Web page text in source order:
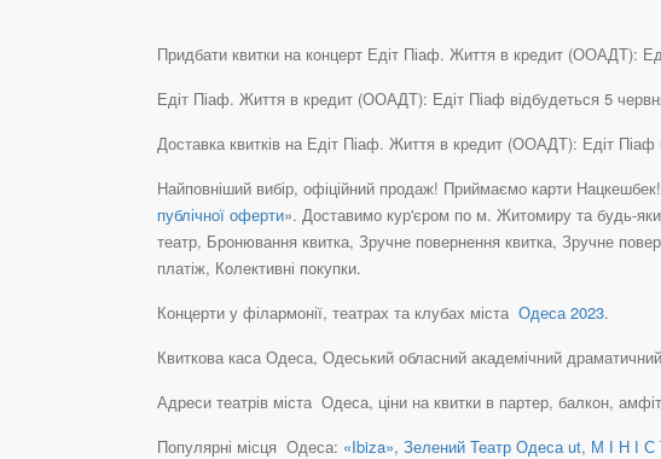
Придбати квитки на концерт Едіт Піаф. Життя в кредит (ООАДТ):
Едіт Піаф. Життя в кредит (ООАДТ): Едіт Піаф відбудеться 5
Доставка квитків на Едіт Піаф. Життя в кредит (ООАДТ): Едіт
Найповніший вибір, офіційний продаж! Приймаємо карти
публічної оферти». Доставимо кур'єром по м. Житомиру та будь-
театр, Бронювання квитка, Зручне повернення квитка, Зручне
платіж, Колективні покупки.
Концерти у філармонії, театрах та клубах міста Одеса 2023.
Квиткова каса Одеса, Одеський обласний академічний
Адреси театрів міста Одеса, ціни на квитки в партер, балкон,
Популярні місця Одеса: «Ibiza», Зелений Театр Одеса ut, М І Н І С